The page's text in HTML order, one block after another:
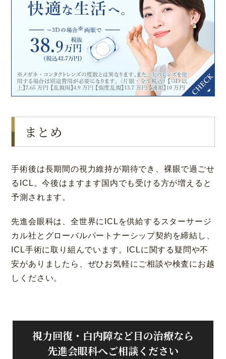
まとめ
手術後は長期間の視力維持が期待でき、裸眼で過ごせ
るICL。今後はますます国内でも受ける方が増えると
予測されます。
先進会眼科は、全世界にICLを供給するスターサージ
カル社とグローバルパートナーシップ契約を締結し、
ICL手術に取り組んでいます。ICLに関する疑問や不
安がありましたら、ぜひお気軽にご相談や検査にお越
しください。
視力回復・白内障など目の治療なら
先進会眼科へご相談ください